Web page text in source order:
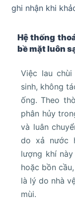
ghi nhận khi
Hệ thống
bề mặt luôn
Việc lau
sinh, không
ống. Theo
phân hủy
và luân
do xả nước
lượng khí
hoặc bồn
là lý do nhà
mùi.